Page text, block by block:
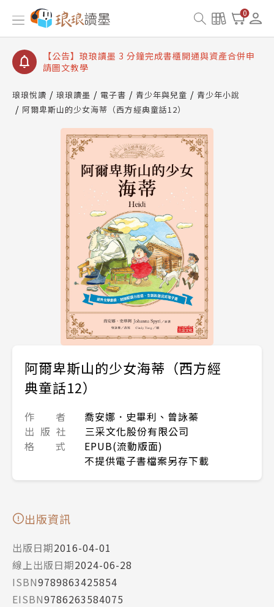
0
【公告】琅琅讀墨數位閱讀資產合併與書櫃開通申請
【公告】琅琅讀墨書櫃開通常見問題
【公告】琅琅讀墨 3 分鐘完成書櫃開通與資產合併申
請圖文教學
查詢
【公告】琅琅讀墨數位閱讀資產合併與書櫃開通申請
琅琅悅讀 琅琅讀墨 電子書 青少年與兒童
青少年小說
阿爾卑斯山的少女海蒂（西方經典童話12）
阿爾卑斯山的少女海蒂（西方經
典童話12）
作 者
喬安娜．史畢利、曾詠蓁
出 版 社
三采文化股份有限公司
格 式
EPUB(流動版面)
不提供電子書檔案另存下載
出版資訊
出版日期2016-04-01
線上出版日期2024-06-28
ISBN9789863425854
EISBN9786263584075